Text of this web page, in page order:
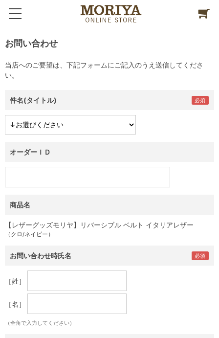
お問い合わせ
当店へのご要望は、下記フォームにご記入のうえ送信してくださ
い。
件名(タイトル)
オーダーＩＤ
商品名
【レザーグッズモリヤ】リバーシブル ベルト イタリアレザー
（クロ/ネイビー）
お問い合わせ時氏名
［姓］
［名］
（全角で入力してください）